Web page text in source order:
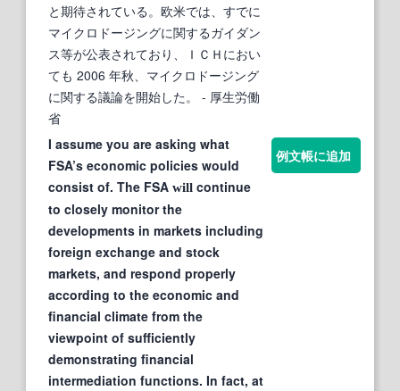
と期待されている。欧米では、すでに
マイクロドージングに関するガイダン
ス等が公表されており、ＩＣＨにおい
ても 2006 年秋、マイクロドージング
に関する議論を開始した。
- 厚生労働
省
I assume you are asking what
FSA’s economic policies would
consist of. The FSA will continue
to closely monitor the
developments in markets including
foreign exchange and stock
markets, and respond properly
according to the economic and
financial climate from the
viewpoint of sufficiently
demonstrating financial
intermediation functions. In fact, at
例文帳に追加